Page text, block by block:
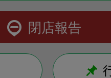
閉店報告